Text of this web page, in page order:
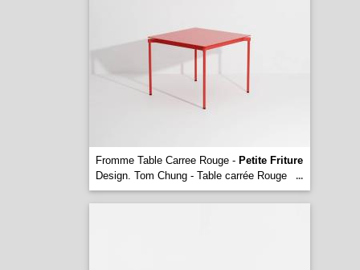
Fromme Table Carree Rouge - Petite Friture
Design. Tom Chung - Table carrée Rouge
...